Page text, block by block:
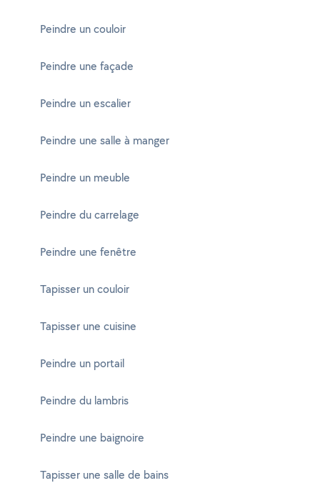
Peindre un couloir
Peindre une façade
Peindre un escalier
Peindre une salle à manger
Peindre un meuble
Peindre du carrelage
Peindre une fenêtre
Tapisser un couloir
Tapisser une cuisine
Peindre un portail
Peindre du lambris
Peindre une baignoire
Tapisser une salle de bains